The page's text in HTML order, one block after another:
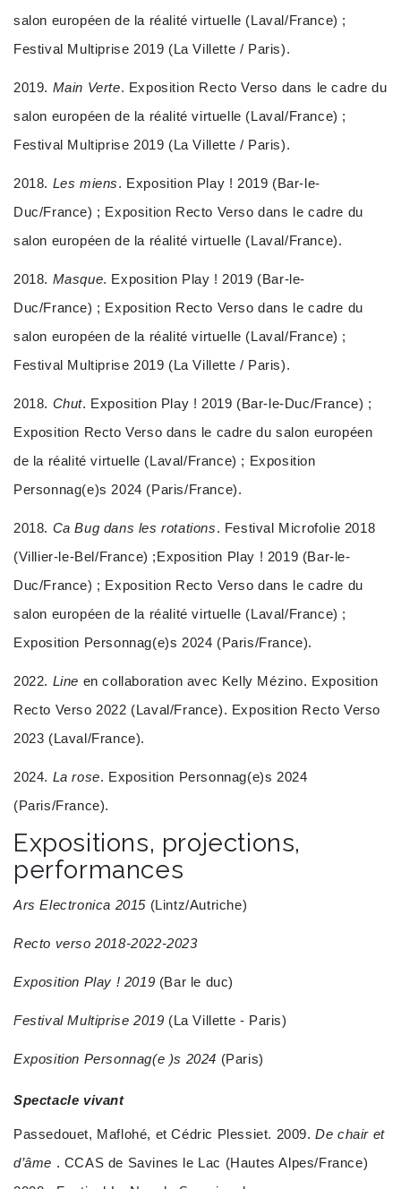
salon européen de la réalité virtuelle (Laval/France) ;
Festival Multiprise 2019 (La Villette / Paris).
2019. Main Verte. Exposition Recto Verso dans le cadre du
salon européen de la réalité virtuelle (Laval/France) ;
Festival Multiprise 2019 (La Villette / Paris).
2018. Les miens. Exposition Play ! 2019 (Bar-le-
Duc/France) ; Exposition Recto Verso dans le cadre du
salon européen de la réalité virtuelle (Laval/France).
2018. Masque. Exposition Play ! 2019 (Bar-le-
Duc/France) ; Exposition Recto Verso dans le cadre du
salon européen de la réalité virtuelle (Laval/France) ;
Festival Multiprise 2019 (La Villette / Paris).
2018. Chut. Exposition Play ! 2019 (Bar-le-Duc/France) ;
Exposition Recto Verso dans le cadre du salon européen
de la réalité virtuelle (Laval/France) ; Exposition
Personnag(e)s 2024 (Paris/France).
2018. Ca Bug dans les rotations. Festival Microfolie 2018
(Villier-le-Bel/France) ;Exposition Play ! 2019 (Bar-le-
Duc/France) ; Exposition Recto Verso dans le cadre du
salon européen de la réalité virtuelle (Laval/France) ;
Exposition Personnag(e)s 2024 (Paris/France).
2022. Line en collaboration avec Kelly Mézino. Exposition
Recto Verso 2022 (Laval/France). Exposition Recto Verso
2023 (Laval/France).
2024. La rose. Exposition Personnag(e)s 2024
(Paris/France).
Expositions, projections,
performances
Ars Electronica 2015 (Lintz/Autriche)
Recto verso 2018-2022-2023
Exposition Play ! 2019 (Bar le duc)
Festival Multiprise 2019 (La Villette - Paris)
Exposition Personnag(e )s 2024 (Paris)
Spectacle vivant
Passedouet, Maflohé, et Cédric Plessiet. 2009.De chair et
d’âme . CCAS de Savines le Lac (Hautes Alpes/France)